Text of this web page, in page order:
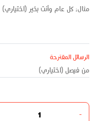
الرسائل المقترحة
-